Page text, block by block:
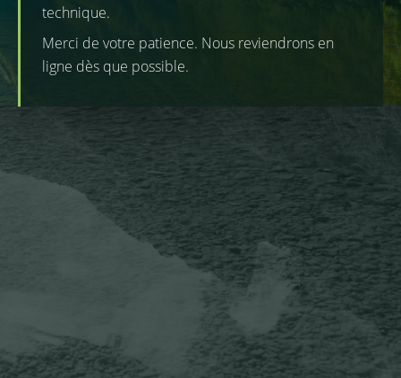
technique.
Merci de votre patience. Nous reviendrons en
ligne dès que possible.